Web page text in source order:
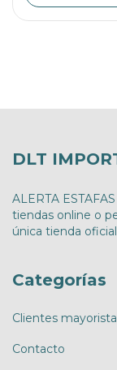
DLT
ALERTA
tiendas online o
única tienda
Categorías
Clientes
Contacto